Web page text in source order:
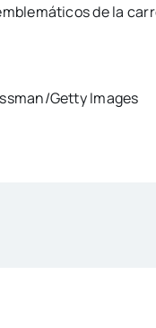
de la
Getty Images